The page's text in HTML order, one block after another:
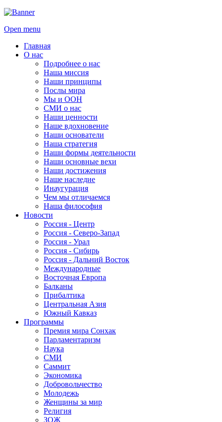
Open menu
Главная
О нас
Подробнее о нас
Наша миссия
Наши принципы
Послы мира
Мы и ООН
СМИ о нас
Наши ценности
Наше вдохновение
Наши основатели
Наша стратегия
Наши формы деятельности
Наши основные вехи
Наши достижения
Наше наследие
Инаугурация
Чем мы отличаемся
Наша философия
Новости
Россия - Центр
Россия - Северо-Запад
Россия - Урал
Россия - Сибирь
Россия - Дальний Восток
Международные
Восточная Европа
Балканы
Прибалтика
Центральная Азия
Южный Кавказ
Программы
Премия мира Сонхак
Парламентаризм
Наука
СМИ
Саммит
Экономика
Добровольчество
Молодежь
Женщины за мир
Религия
ЗОЖ